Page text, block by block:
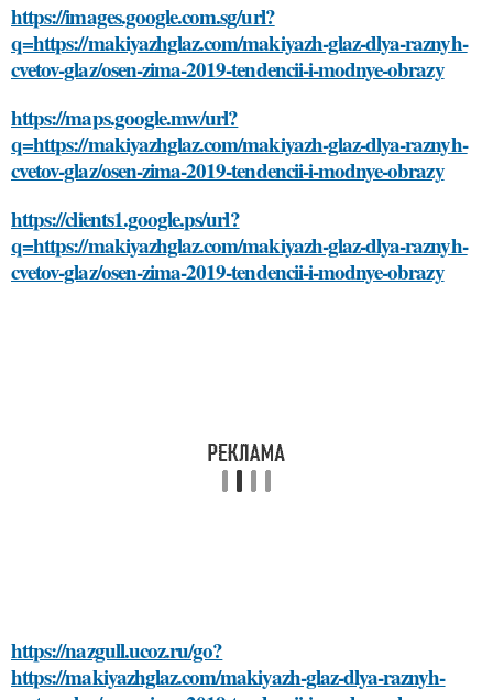
https://images.google.com.sg/url?
q=https://makiyazhglaz.com/makiyazh-glaz-dlya-raznyh-
cvetov-glaz/osen-zima-2019-tendencii-i-modnye-obrazy
https://maps.google.mw/url?
q=https://makiyazhglaz.com/makiyazh-glaz-dlya-raznyh-
cvetov-glaz/osen-zima-2019-tendencii-i-modnye-obrazy
https://clients1.google.ps/url?
q=https://makiyazhglaz.com/makiyazh-glaz-dlya-raznyh-
cvetov-glaz/osen-zima-2019-tendencii-i-modnye-obrazy
https://nazgull.ucoz.ru/go?
https://makiyazhglaz.com/makiyazh-glaz-dlya-raznyh-